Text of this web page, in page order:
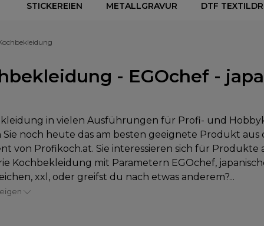
STICKEREIEN METALLGRAVUR DTF
- EGOchef -
in vielen Ausführungen für Profi- und
Sie noch heute das am besten geeignete Produkt aus
von Profikoch.at. Sie interessieren sich für Produkte
Kochbekleidung mit Parametern EGOchef,
xxl, oder greifst du nach etwas anderem?...